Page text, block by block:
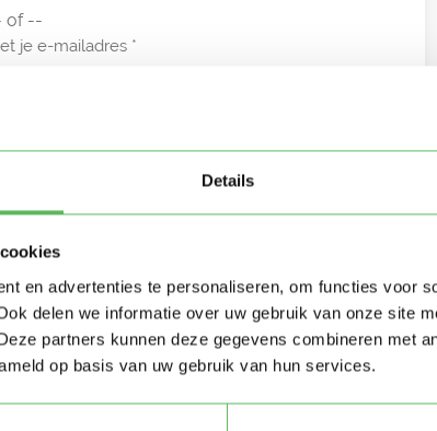
Details
en advertenties te personaliseren, om functies voor
delen we informatie over uw gebruik van onze site
partners kunnen deze gegevens combineren met
op basis van uw gebruik van hun services.
of --
je e-mailadres